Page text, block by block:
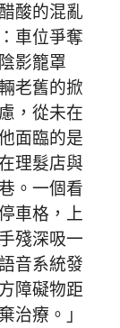
酸的混亂
車位爭奪
影籠罩
老舊的掀
，從未在
面臨的是
理髮店與
。一個看
車格，上
殘深吸一
音系統發
障礙物距
治療。」